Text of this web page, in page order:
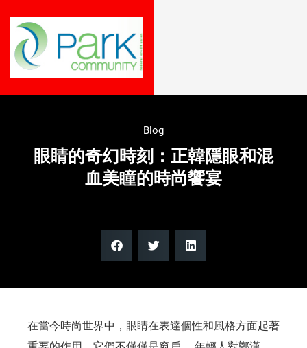
Blog
眼睛的奇幻時刻：正韓隱眼和混
血美瞳的時尚饗宴
在當今時尚世界中，眼睛在表達個性和風格方面起著